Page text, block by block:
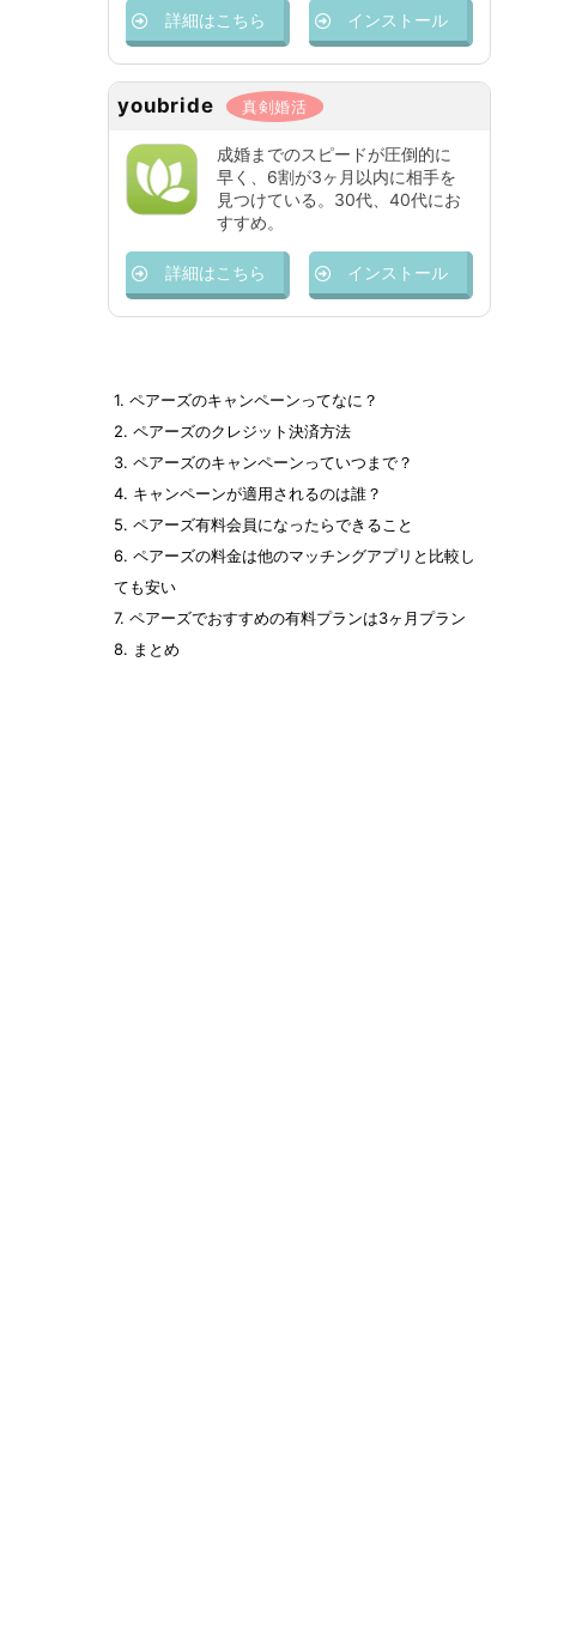
詳細はこちら インストール
youbride 真剣婚活
成婚までのスピードが圧倒的に
早く、6割が3ヶ月以内に相手を
見つけている。30代、40代にお
すすめ。
詳細はこちら インストール
1. ペアーズのキャンペーンってなに？
2. ペアーズのクレジット決済方法
3. ペアーズのキャンペーンっていつまで？
4. キャンペーンが適用されるのは誰？
5. ペアーズ有料会員になったらできること
6. ペアーズの料金は他のマッチングアプリと比較し
ても安い
7. ペアーズでおすすめの有料プランは3ヶ月プラン
8. まとめ